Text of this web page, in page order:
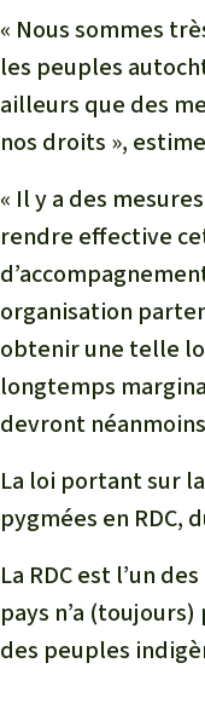
« Nous sommes
les peuples
ailleurs que des
nos droits »,
« Il y a des
rendre effective
organisation
obtenir une telle
longtemps
devront
La loi portant sur
pygmées en RDC,
La RDC est l’un
pays n’a
des peuples